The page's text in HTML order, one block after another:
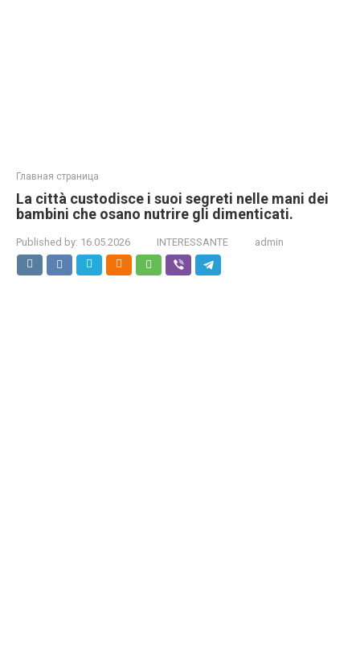
Главная страница
La città custodisce i suoi segreti nelle mani dei
bambini che osano nutrire gli dimenticati.
Published by: 16.05.2026 INTERESSANTE admin